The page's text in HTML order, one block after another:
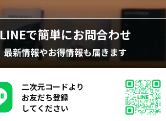
LINEで簡単にお問合わせ
最新情報やお得情報も届きます
二次元コードより
お友だち登録
してください